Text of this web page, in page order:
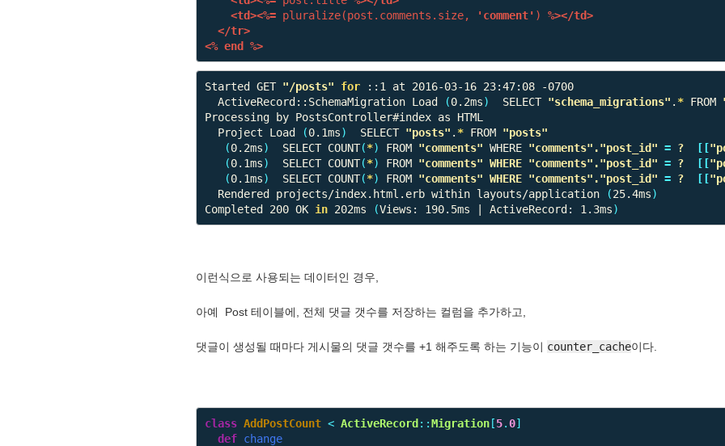
<td><%= pluralize(post.comments . size, 'comment' ) %></td>
</tr>
<% end %>
Started GET "/posts" for ::1 at 2016-03-16 23:47:08 -0700
  ActiveRecord::SchemaMigration Load
(0.2ms)
  SELECT
"schema_migrations" . * FROM
Processing by PostsController#index as HTML
  Project Load
(0.1ms)
  SELECT
"posts" . * FROM "posts"
(0.2ms)
  SELECT COUNT
(*) FROM "comments" WHERE "comments" ."post_id" = ? [[
(0.1ms)
  SELECT COUNT
(*) FROM "comments" WHERE "comments" ."post_id" = ? [[
(0.1ms)
  SELECT COUNT
(*) FROM "comments" WHERE "comments" ."post_id" = ? [[
  Rendered projects/index.html.erb within layouts/application
(25.4ms)
Completed 200 OK in 202ms (Views: 190.5ms | ActiveRecord: 1.3ms)
이런식으로 사용되는 데이터인 경우,
아예 Post 테이블에, 전체 댓글 갯수를 저장하는 컬럼을 추가하고,
댓글이 생성될 때마다 게시물의 댓글 갯수를 +1 해주도록 하는 기능이 counter_cache이다.
class AddPostCount < ActiveRecord::Migration[5.0]
def change